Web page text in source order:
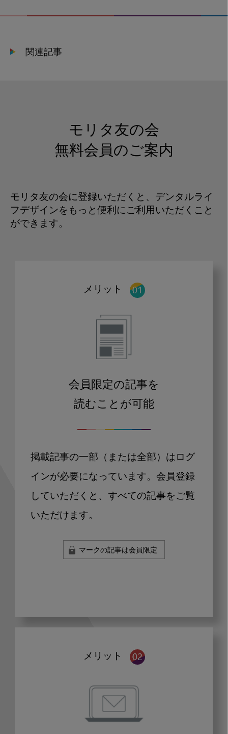
関連記事
モリタ友の会
無料会員のご案内
モリタ友の会に登録いただくと、デンタルライ
フデザインをもっと便利にご利用いただくこと
ができます。
メリット
会員限定の記事を
読むことが可能
掲載記事の一部（または全部）はログ
インが必要になっています。会員登録
していただくと、すべての記事をご覧
いただけます。
マークの記事は会員限定
メリット